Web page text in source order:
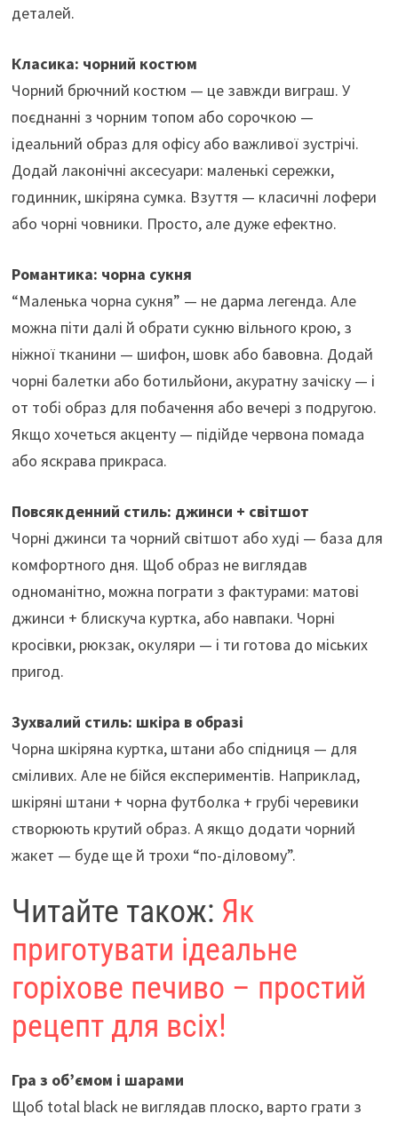
деталей.
Класика: чорний костюм
Чорний брючний костюм — це завжди виграш. У
поєднанні з чорним топом або сорочкою —
ідеальний образ для офісу або важливої зустрічі.
Додай лаконічні аксесуари: маленькі сережки,
годинник, шкіряна сумка. Взуття — класичні лофери
або чорні човники. Просто, але дуже ефектно.
Романтика: чорна сукня
“Маленька чорна сукня” — не дарма легенда. Але
можна піти далі й обрати сукню вільного крою, з
ніжної тканини — шифон, шовк або бавовна. Додай
чорні балетки або ботильйони, акуратну зачіску — і
от тобі образ для побачення або вечері з подругою.
Якщо хочеться акценту — підійде червона помада
або яскрава прикраса.
Повсякденний стиль: джинси + світшот
Чорні джинси та чорний світшот або худі — база для
комфортного дня. Щоб образ не виглядав
одноманітно, можна пограти з фактурами: матові
джинси + блискуча куртка, або навпаки. Чорні
кросівки, рюкзак, окуляри — і ти готова до міських
пригод.
Зухвалий стиль: шкіра в образі
Чорна шкіряна куртка, штани або спідниця — для
сміливих. Але не бійся експериментів. Наприклад,
шкіряні штани + чорна футболка + грубі черевики
створюють крутий образ. А якщо додати чорний
жакет — буде ще й трохи “по-діловому”.
Читайте також: Як
приготувати ідеальне
горіхове печиво – простий
рецепт для всіх!
Гра з об’ємом і шарами
Щоб total black не виглядав плоско, варто грати з